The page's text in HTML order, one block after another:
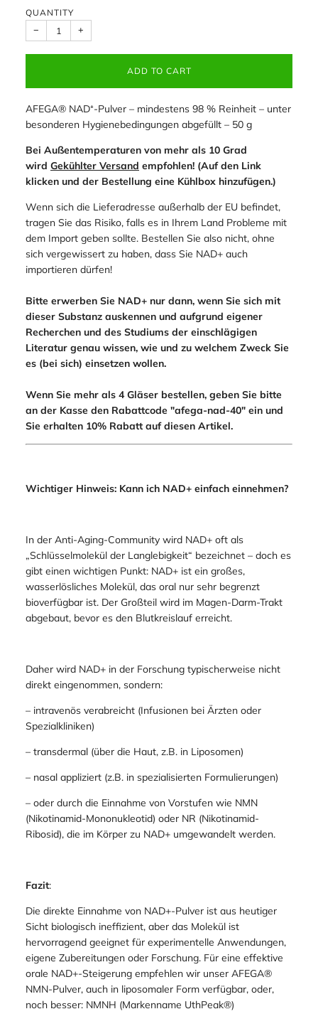
QUANTITY
− +
ADD TO CART
AFEGA® NAD⁺-Pulver – mindestens 98 % Reinheit – unter
besonderen Hygienebedingungen abgefüllt – 50 g
Bei Außentemperaturen von mehr als 10 Grad
wird Gekühlter Versand empfohlen! (Auf den Link
klicken und der Bestellung eine Kühlbox hinzufügen.)
Wenn sich die Lieferadresse außerhalb der EU befindet,
tragen Sie das Risiko, falls es in Ihrem Land Probleme mit
dem Import geben sollte. Bestellen Sie also nicht, ohne
sich vergewissert zu haben, dass Sie NAD+ auch
importieren dürfen!
Bitte erwerben Sie NAD+ nur dann, wenn Sie sich mit
dieser Substanz auskennen und aufgrund eigener
Recherchen und des Studiums der einschlägigen
Literatur genau wissen, wie und zu welchem Zweck Sie
es (bei sich) einsetzen wollen.
Wenn Sie mehr als 4 Gläser bestellen, geben Sie bitte
an der Kasse den Rabattcode "afega-nad-40" ein und
Sie erhalten 10% Rabatt auf diesen Artikel.
Wichtiger Hinweis: Kann ich NAD+ einfach einnehmen?
In der Anti-Aging-Community wird NAD+ oft als
„Schlüsselmolekül der Langlebigkeit“ bezeichnet – doch es
gibt einen wichtigen Punkt: NAD+ ist ein großes,
wasserlösliches Molekül, das oral nur sehr begrenzt
bioverfügbar ist. Der Großteil wird im Magen-Darm-Trakt
abgebaut, bevor es den Blutkreislauf erreicht.
Daher wird NAD+ in der Forschung typischerweise nicht
direkt eingenommen, sondern:
– intravenös verabreicht (Infusionen bei Ärzten oder
Spezialkliniken)
– transdermal (über die Haut, z.B. in Liposomen)
– nasal appliziert (z.B. in spezialisierten Formulierungen)
– oder durch die Einnahme von Vorstufen wie NMN
(Nikotinamid-Mononukleotid) oder NR (Nikotinamid-
Ribosid), die im Körper zu NAD+ umgewandelt werden.
Fazit:
Die direkte Einnahme von NAD+-Pulver ist aus heutiger
Sicht biologisch ineffizient, aber das Molekül ist
hervorragend geeignet für experimentelle Anwendungen,
eigene Zubereitungen oder Forschung. Für eine effektive
orale NAD+-Steigerung empfehlen wir unser AFEGA®
NMN-Pulver, auch in liposomaler Form verfügbar, oder,
noch besser: NMNH (Markenname UthPeak®)